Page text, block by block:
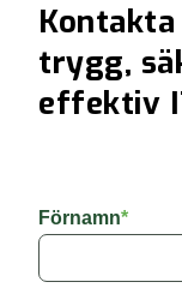
trygg,
effektiv
Förnamn*